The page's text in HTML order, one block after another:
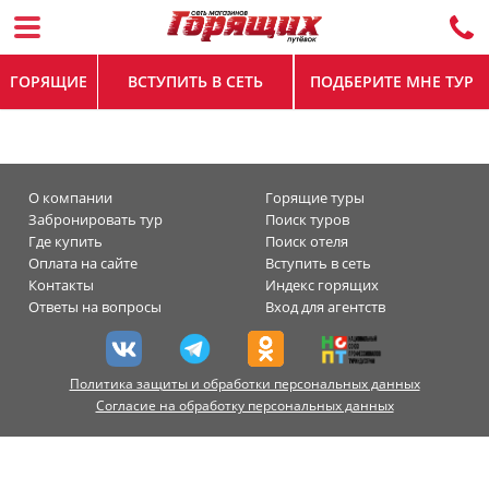
ГОРЯЩИЕ ВСТУПИТЬ В СЕТЬ ПОДБЕРИТЕ МНЕ ТУР
О компании
Горящие туры
Забронировать тур
Поиск туров
Где купить
Поиск отеля
Оплата на сайте
Вступить в сеть
Контакты
Индекс горящих
Ответы на вопросы
Вход для агентств
Политика защиты и обработки персональных данных
Согласие на обработку персональных данных